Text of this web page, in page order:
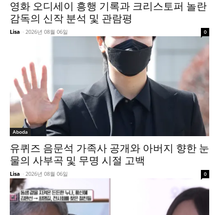
영화 오디세이 흥행 기록과 크리스토퍼 놀란
감독의 신작 분석 및 관람평
Lisa - 2026년 08월 06일 0
Aboda
유퀴즈 음문석 가족사 공개와 아버지 향한 눈
물의 사부곡 및 무명 시절 고백
Lisa - 2026년 08월 06일 0